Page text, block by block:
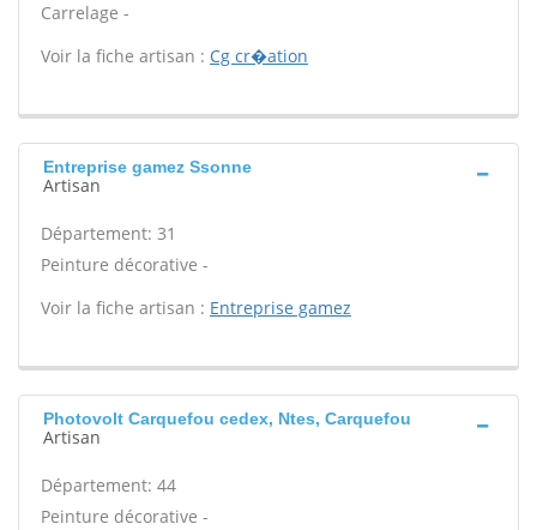
Carrelage -
Voir la fiche artisan : Cg cr�ation
Entreprise gamez Ssonne
Artisan
Département: 31
Peinture décorative -
Voir la fiche artisan : Entreprise gamez
Photovolt Carquefou cedex, Ntes, Carquefou
Artisan
Département: 44
Peinture décorative -